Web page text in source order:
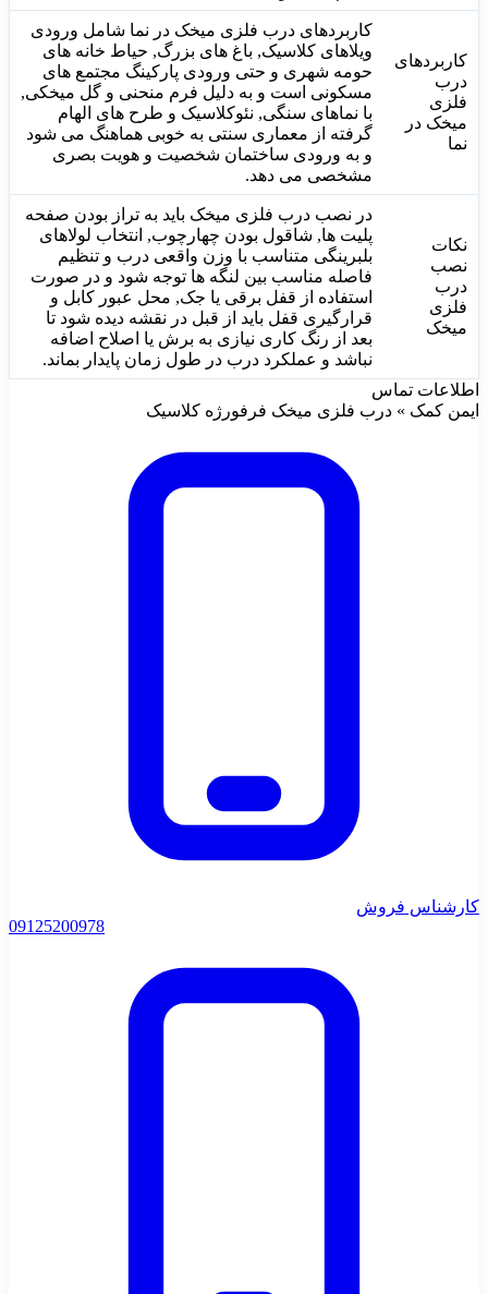
کاربردهای
درب
فلزی
میخک در
نما
کاربردهای درب فلزی میخک در نما شامل ورودی
ویلاهای کلاسیک, باغ های بزرگ, حیاط خانه های
حومه شهری و حتی ورودی پارکینگ مجتمع های
مسکونی است و به دلیل فرم منحنی و گل میخکی,
با نماهای سنگی, نئوکلاسیک و طرح های الهام
گرفته از معماری سنتی به خوبی هماهنگ می شود
و به ورودی ساختمان شخصیت و هویت بصری
مشخصی می دهد.
نکات
نصب
درب
فلزی
میخک
در نصب درب فلزی میخک باید به تراز بودن صفحه
پلیت ها, شاقول بودن چهارچوب, انتخاب لولاهای
بلبرینگی متناسب با وزن واقعی درب و تنظیم
فاصله مناسب بین لنگه ها توجه شود و در صورت
استفاده از قفل برقی یا جک, محل عبور کابل و
قرارگیری قفل باید از قبل در نقشه دیده شود تا
بعد از رنگ کاری نیازی به برش یا اصلاح اضافه
نباشد و عملکرد درب در طول زمان پایدار بماند.
اطلاعات تماس
ایمن کمک » درب فلزی میخک فرفورژه کلاسیک
کارشناس فروش
09125200978